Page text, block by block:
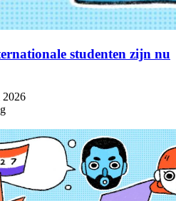
studenten zijn nu
2026